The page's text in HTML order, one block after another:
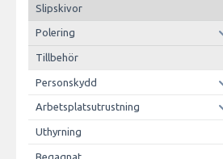
Slipskivor
Polering
Tillbehör
Personskydd
Arbetsplatsutrustning
Uthyrning
Begagnat